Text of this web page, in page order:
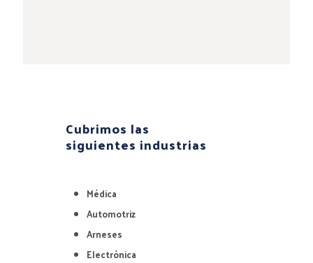
Cubrimos las
siguientes industrias
Médica
Automotriz
Arneses
Electrónica